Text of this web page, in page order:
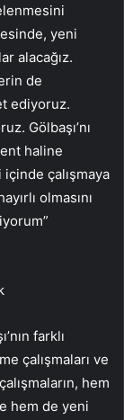
yeni
alacağız.
de
ediyoruz.
Gölbaşı’nı
haline
çalışmaya
olmasını
farklı
çalışmaları ve
hem
hem de yeni